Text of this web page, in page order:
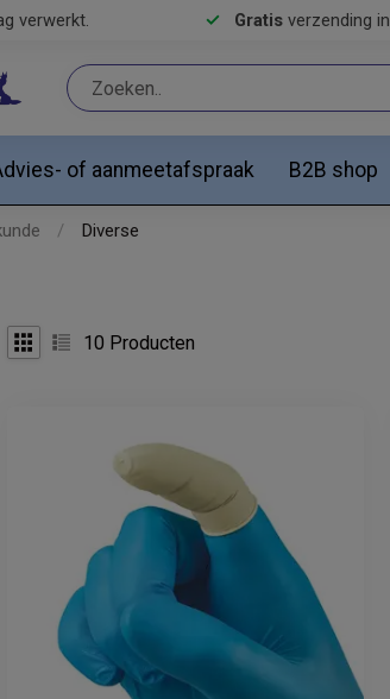
verwerkt. Gratis verzending in
of aanmeetafspraak B2B shop
/ Diverse
10 Producten